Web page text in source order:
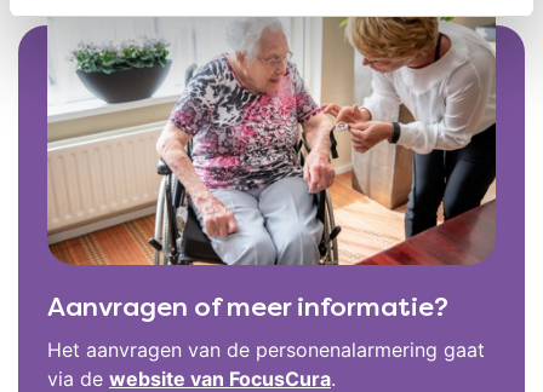
Aanvragen of meer informatie?
Het aanvragen van de personenalarmering gaat
via de website van FocusCura.